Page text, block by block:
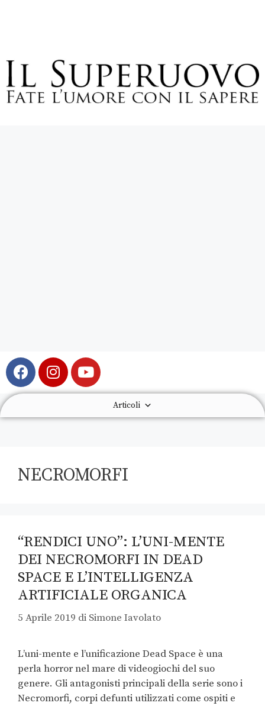
Articoli
NECROMORFI
“RENDICI UNO”: L’UNI-MENTE
DEI NECROMORFI IN DEAD
SPACE E L’INTELLIGENZA
ARTIFICIALE ORGANICA
5 Aprile 2019 di Simone Iavolato
L’uni-mente e l’unificazione Dead Space è una
perla horror nel mare di videogiochi del suo
genere. Gli antagonisti principali della serie sono i
Necromorfi, corpi defunti utilizzati come ospiti e